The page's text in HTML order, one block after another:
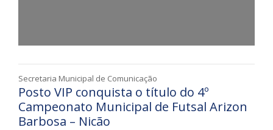
Secretaria Municipal de Comunicação
Posto VIP conquista o título do 4º
Campeonato Municipal de Futsal Arizon
Barbosa – Nicão